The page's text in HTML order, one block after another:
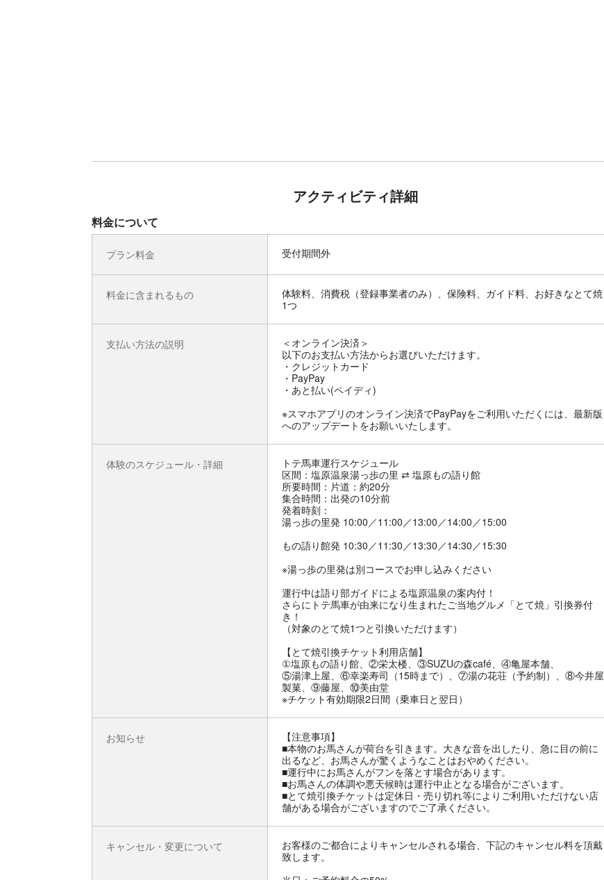
アクティビティ詳細
料金について
プラン料金 受付期間外
料金に含まれるもの
体験料、消費税（登録事業者のみ）、保険料、ガイド料、お好きなとて焼
1つ
支払い方法の説明
＜オンライン決済＞
以下のお支払い方法からお選びいただけます。
・クレジットカード
・PayPay
・あと払い(ペイディ)
※スマホアプリのオンライン決済でPayPayをご利用いただくには、最新版
へのアップデートをお願いいたします。
体験のスケジュール・詳細
トテ馬車運行スケジュール
区間：塩原温泉湯っ歩の里 ⇄ 塩原もの語り館
所要時間：片道：約20分
集合時間：出発の10分前
発着時刻：
湯っ歩の里発 10:00／11:00／13:00／14:00／15:00
もの語り館発 10:30／11:30／13:30／14:30／15:30
※湯っ歩の里発は別コースでお申し込みください
運行中は語り部ガイドによる塩原温泉の案内付！
さらにトテ馬車が由来になり生まれたご当地グルメ「とて焼」引換券付
き！
（対象のとて焼1つと引換いただけます）
【とて焼引換チケット利用店舗】
①塩原もの語り館、②栄太楼、③SUZUの森café、④亀屋本舗、
⑤湯津上屋、⑥幸楽寿司（15時まで）、⑦湯の花荘（予約制）、⑧今井屋
製菓、⑨藤屋、⑩美由堂
※チケット有効期限2日間（乗車日と翌日）
お知らせ
【注意事項】
■本物のお馬さんが荷台を引きます。大きな音を出したり、急に目の前に
出るなど、お馬さんが驚くようなことはおやめください。
■運行中にお馬さんがフンを落とす場合があります。
■お馬さんの体調や悪天候時は運行中止となる場合がございます。
■とて焼引換チケットは定休日・売り切れ等によりご利用いただけない店
舗がある場合がございますのでご了承ください。
キャンセル・変更について
お客様のご都合によりキャンセルされる場合、下記のキャンセル料を頂戴
致します。